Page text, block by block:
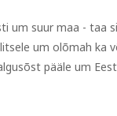
um suur maa -
um olõmah ka
pääle um